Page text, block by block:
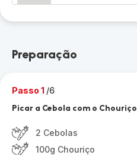
Preparação
Passo 1 /6
Picar a Cebola com o Chouriço
2 Cebolas
100g Chouriço